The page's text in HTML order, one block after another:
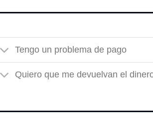
Tengo un problema de pago
Quiero que me devuelvan el